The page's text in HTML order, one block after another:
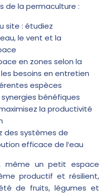
de la permaculture :
site : étudiez
le vent et la
en zones selon la
besoins en entretien
espèces
bénéfiques
la productivité
des systèmes de
efficace de l’eau
même un petit espace
productif et résilient,
de fruits, légumes et